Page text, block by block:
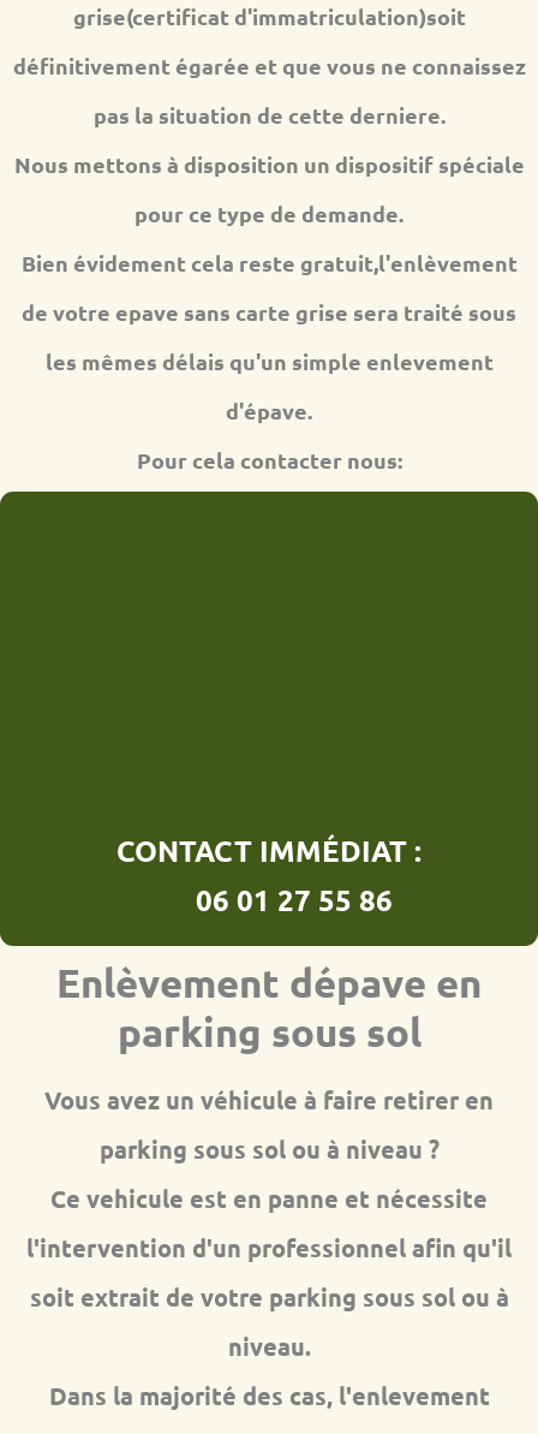
grise(certificat d'immatriculation)soit
définitivement égarée et que vous ne connaissez
pas la situation de cette derniere.
Nous mettons à disposition un dispositif spéciale
pour ce type de demande.
Bien évidement cela reste gratuit,l'enlèvement
de votre epave sans carte grise sera traité sous
les mêmes délais qu'un simple enlevement
d'épave.
Pour cela contacter nous:
CONTACT IMMÉDIAT :
06 01 27 55 86
Enlèvement dépave en
parking sous sol
Vous avez un véhicule à faire retirer en
parking sous sol ou à niveau ?
Ce vehicule est en panne et nécessite
l'intervention d'un professionnel afin qu'il
soit extrait de votre parking sous sol ou à
niveau.
Dans la majorité des cas, l'enlevement